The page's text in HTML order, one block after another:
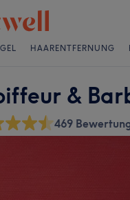
HAARENTFERNUNG
&
469